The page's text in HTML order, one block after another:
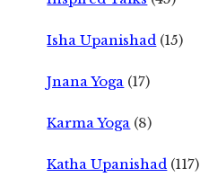
Isha Upanishad (15)
Jnana Yoga (17)
Karma Yoga (8)
Katha Upanishad (117)